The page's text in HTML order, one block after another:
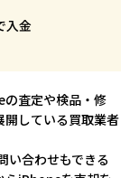
入金
査定や検品・修
している買取業者
い合わせもできる